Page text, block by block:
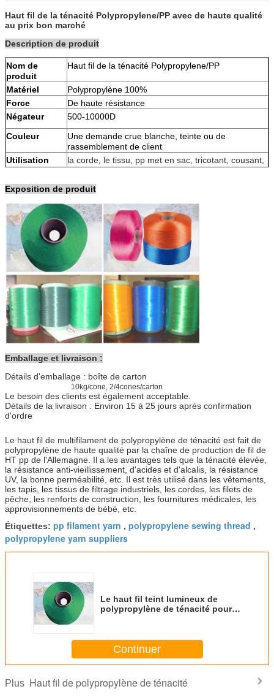
Haut fil de la ténacité Polypropylene/PP avec de haute qualité
au prix bon marché
Description de produit
Nom de
produit
Haut fil de la ténacité Polypropylene/PP
Matériel
Polypropylène 100%
Force
De haute résistance
Négateur
500-10000D
Couleur
Une demande crue blanche, teinte ou de
rassemblement de client
Utilisation
la corde, le tissu, pp met en sac, tricotant, cousant,
broderie, écran, ceinture de sécurité
Emballage
Pp met en sac, les cartons, cartons avec des
palettes
Paiement
L/C, T/T
Délai de
livraison
10-25 jours
Exposition de produit
Emballage et livraison :
Détails d'emballage : boîte de carton
10kg/cone, 2/4cones/carton
Le besoin des clients est également acceptable.
Détails de la livraison : Environ 15 à 25 jours après confirmation
d'ordre
Le haut fil de multifilament de polypropylène de ténacité est fait de
polypropylène de haute qualité par la chaîne de production de fil de
HT pp de l'Allemagne. Il a les avantages tels que la ténacité élevée,
la résistance anti-vieillissement, d'acides et d'alcalis, la résistance
UV, la bonne perméabilité, etc. Il est très utilisé dans les vêtements,
les tapis, les tissus de filtrage industriels, les cordes, les filets de
pêche, les renforts de construction, les fournitures médicales, les
approvisionnements de bébé, etc.
Étiquettes: pp filament yarn , polypropylene sewing thread ,
polypropylene yarn suppliers
Le haut fil teint lumineux de
polypropylène de ténacité pour
Continuer
Plus Haut fil de polypropylène de ténacité